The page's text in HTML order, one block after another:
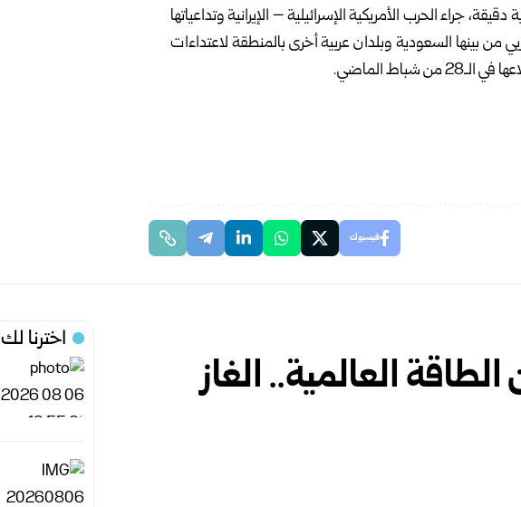
جراء الحرب الأمريكية الإسرائيلية – الإيرانية وتداعياتها
بينها السعودية وبلدان عربية أخرى بالمنطقة لاعتداءات
الماضي.
فيسبوك
العالمية.. الغاز
اخترنا لك